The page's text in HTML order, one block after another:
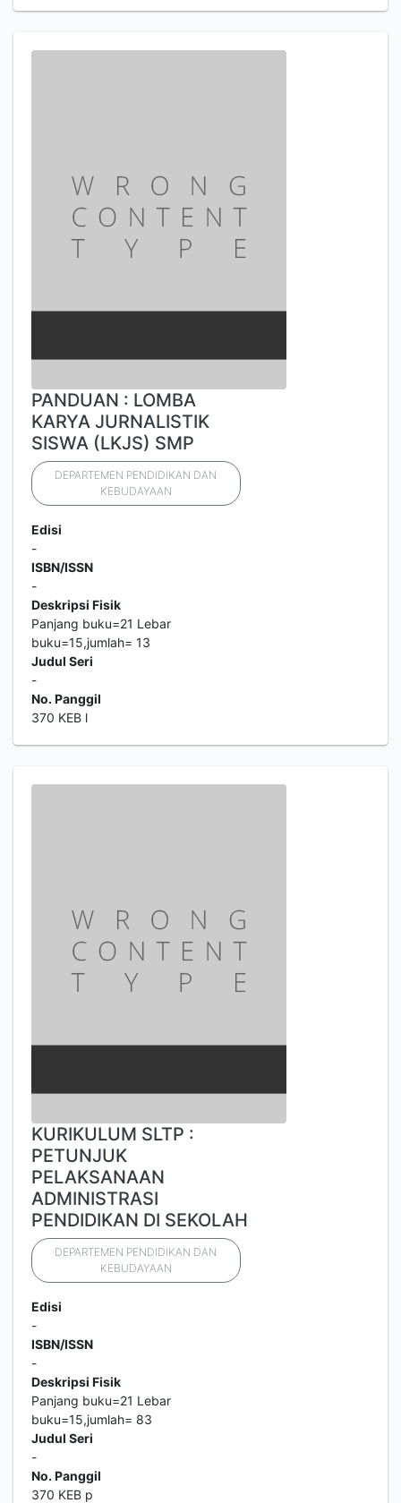
PANDUAN : LOMBA
KARYA JURNALISTIK
SISWA (LKJS) SMP
DEPARTEMEN PENDIDIKAN DAN
KEBUDAYAAN
Edisi
-
ISBN/ISSN
-
Deskripsi Fisik
Panjang buku=21 Lebar
buku=15,jumlah= 13
Judul Seri
-
No. Panggil
370 KEB l
KURIKULUM SLTP :
PETUNJUK
PELAKSANAAN
ADMINISTRASI
PENDIDIKAN DI SEKOLAH
DEPARTEMEN PENDIDIKAN DAN
KEBUDAYAAN
Edisi
-
ISBN/ISSN
-
Deskripsi Fisik
Panjang buku=21 Lebar
buku=15,jumlah= 83
Judul Seri
-
No. Panggil
370 KEB p